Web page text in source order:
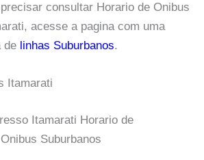
consultar Horario de Onibus
acesse a pagina com uma
de linhas Suburbanos.
Itamarati